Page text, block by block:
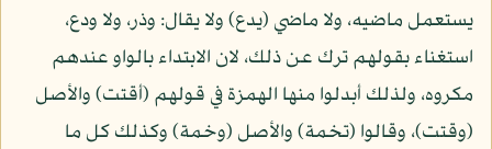
يستعمل ماضيه، ولا ماضي (يدع) ولا يقال: وذر، ولا ودع،
استغناء بقولهم ترك عن ذلك، لان الابتداء بالواو عندهم
مكروه، ولذلك أبدلوا منها الهمزة في قولهم (أقتت) والأصل
(وقتت)، وقالوا (تخمة) والأصل (وخمة) وكذلك كل ما